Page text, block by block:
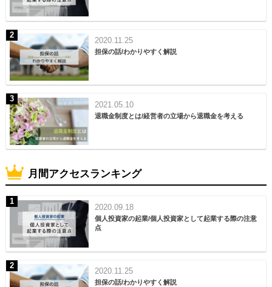
2020.11.25
担保の話/わかりやすく解説
2021.05.10
退職金制度とは/経営者の立場から退職金を考える
月間アクセスランキング
2020.09.18
個人投資家の起業/個人投資家として起業する際の注意
点
2020.11.25
担保の話/わかりやすく解説